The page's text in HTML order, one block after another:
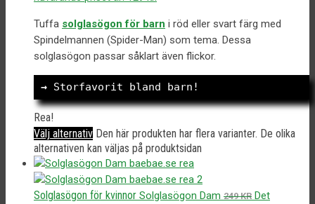
Tuffa solglasögon för barn i röd eller svart färg med
Spindelmannen (Spider-Man) som tema. Dessa
solglasögon passar såklart även flickor.
→ Storfavorit bland barn!
Rea!
Välj alternativ Den här produkten har flera varianter. De olika
alternativen kan väljas på produktsidan
Solglasögon för kvinnor Solglasögon Dam 249KR Det